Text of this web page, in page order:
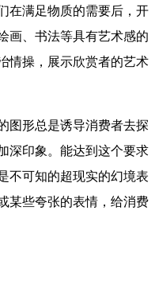
在满足物质的需要后，开
画、书法等具有艺术感的
情操，展示欣赏者的艺术
图形总是诱导消费者去探
深印象。能达到这个要求
不可知的超现实的幻境表
某些夸张的表情，给消费